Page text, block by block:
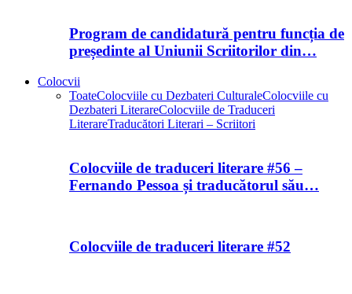
Program de candidatură pentru funcția de
președinte al Uniunii Scriitorilor din…
Colocvii
ToateColocviile cu Dezbateri CulturaleColocviile cu
Dezbateri LiterareColocviile de Traduceri
LiterareTraducători Literari – Scriitori
Colocviile de traduceri literare #56 –
Fernando Pessoa și traducătorul său…
Colocviile de traduceri literare #52